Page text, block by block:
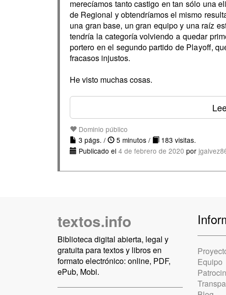
merecíamos tanto castigo en tan sólo una
de Regional y obtendríamos el mismo
una gran base, un gran equipo y una raíz
tendría la categoría volviendo a quedar
portero en el segundo partido de Playoff,
fracasos injustos.
He visto muchas cosas.
Dominio público
3 págs. /
5 minutos /
183 visitas.
Publicado el 4 de febrero de 2020 por
textos.info
Biblioteca digital abierta, legal y
gratuita para textos y libros en
formato electrónico: online, PDF,
ePub, Mobi.
Equipo